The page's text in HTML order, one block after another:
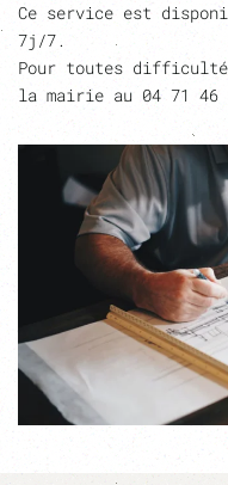
Ce service est
7j/7.
Pour toutes
la mairie au 04 71 46